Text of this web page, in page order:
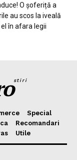
O șoferiță a
au scos la iveală
în afara legii
stiri
Special
Recomandari
Utile